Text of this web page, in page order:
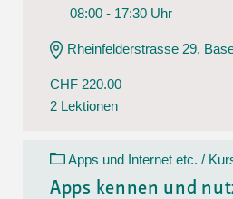
08:00 - 17:30 Uhr
Rheinfelderstrasse 29,
CHF 220.00
2 Lektionen
Apps und Internet etc. /
Apps kennen und